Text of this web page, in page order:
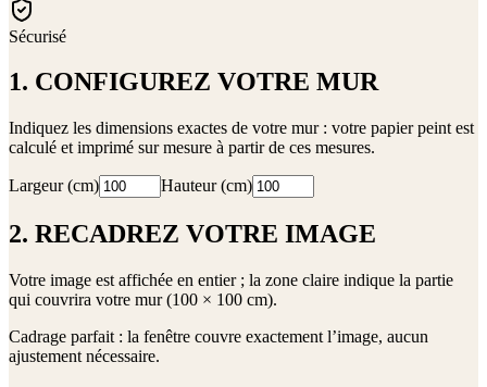
Sécurisé
1. CONFIGUREZ VOTRE MUR
Indiquez les dimensions exactes de votre mur : votre papier peint est
calculé et imprimé sur mesure à partir de ces mesures.
Largeur (cm) Hauteur (cm)
2. RECADREZ VOTRE IMAGE
Votre image est affichée en entier ; la zone claire indique la partie
qui couvrira votre mur (100 × 100 cm).
Cadrage parfait : la fenêtre couvre exactement l’image, aucun
ajustement nécessaire.